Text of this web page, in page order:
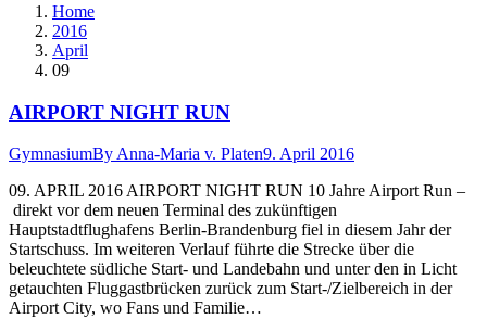
Home
2016
April
09
AIRPORT NIGHT RUN
GymnasiumBy Anna-Maria v. Platen9. April 2016
09. APRIL 2016 AIRPORT NIGHT RUN 10 Jahre Airport Run –
direkt vor dem neuen Terminal des zukünftigen
Hauptstadtflughafens Berlin-Brandenburg fiel in diesem Jahr der
Startschuss. Im weiteren Verlauf führte die Strecke über die
beleuchtete südliche Start- und Landebahn und unter den in Licht
getauchten Fluggastbrücken zurück zum Start-/Zielbereich in der
Airport City, wo Fans und Familie…